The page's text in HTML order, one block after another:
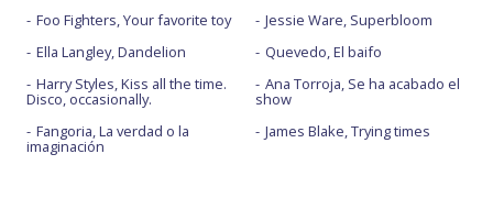
Foo Fighters, Your favorite toy
Ella Langley, Dandelion
Harry Styles, Kiss all the time.
Disco, occasionally.
Fangoria, La verdad o la
imaginación
Jessie Ware, Superbloom
Quevedo, El baifo
Ana Torroja, Se ha acabado el
show
James Blake, Trying times